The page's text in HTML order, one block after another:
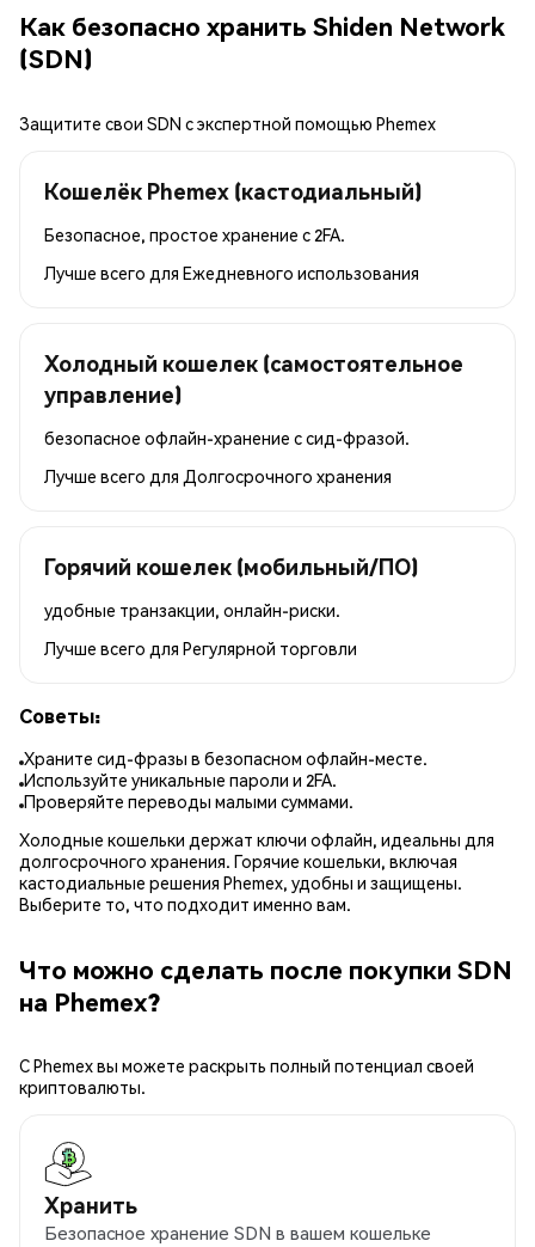
Как безопасно хранить Shiden Network
(SDN)
Защитите свои SDN с экспертной помощью Phemex
Кошелёк Phemex (кастодиальный)
Безопасное, простое хранение с 2FA.
Лучше всего для Ежедневного использования
Холодный кошелек (самостоятельное
управление)
безопасное офлайн-хранение с сид-фразой.
Лучше всего для Долгосрочного хранения
Горячий кошелек (мобильный/ПО)
удобные транзакции, онлайн-риски.
Лучше всего для Регулярной торговли
Советы:
Храните сид-фразы в безопасном офлайн-месте.
Используйте уникальные пароли и 2FA.
Проверяйте переводы малыми суммами.
Холодные кошельки держат ключи офлайн, идеальны для
долгосрочного хранения. Горячие кошельки, включая
кастодиальные решения Phemex, удобны и защищены.
Выберите то, что подходит именно вам.
Что можно сделать после покупки SDN
на Phemex?
С Phemex вы можете раскрыть полный потенциал своей
криптовалюты.
Хранить
Безопасное хранение SDN в вашем кошельке